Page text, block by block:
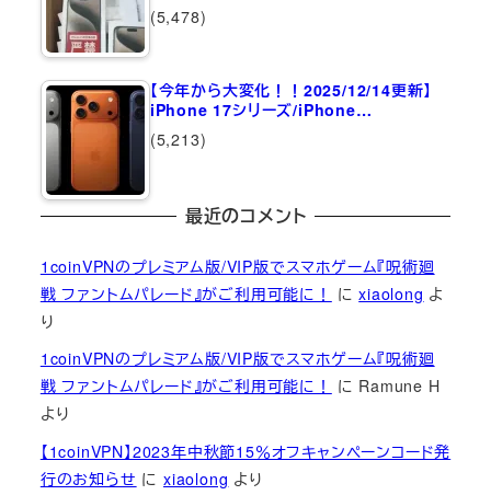
(5,478)
【今年から大変化！！2025/12/14更新】
iPhone 17シリーズ/iPhone…
(5,213)
最近のコメント
1coinVPNのプレミアム版/VIP版でスマホゲーム『呪術廻
戦 ファントムパレード』がご利用可能に！
にxiaolong よ
り
1coinVPNのプレミアム版/VIP版でスマホゲーム『呪術廻
戦 ファントムパレード』がご利用可能に！
に Ramune H
より
【1coinVPN】2023年中秋節15％オフキャンペーンコード発
行のお知らせ にxiaolong より